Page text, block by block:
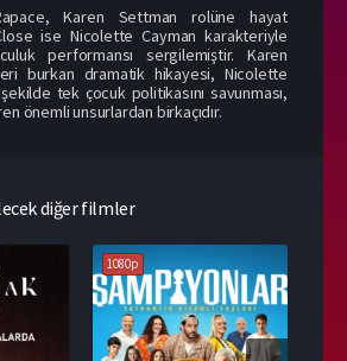
Karen Settman rolüne hayat
ise Nicolette Cayman karakteriyle
performansı sergilemiştir. Karen
burkan dramatik hikayesi, Nicolette
şekilde tek çocuk politikasını savunması,
önemli unsurlardan birkaçıdır.
diğer filmler
1080p